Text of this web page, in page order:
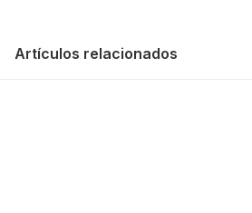
Artículos relacionados